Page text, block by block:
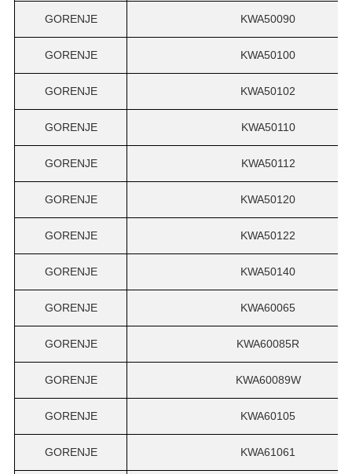
GORENJE KWA50090
GORENJE KWA50100
GORENJE KWA50102
GORENJE KWA50110
GORENJE KWA50112
GORENJE KWA50120
GORENJE KWA50122
GORENJE KWA50140
GORENJE KWA60065
GORENJE KWA60085R
GORENJE KWA60089W
GORENJE KWA60105
GORENJE KWA61061